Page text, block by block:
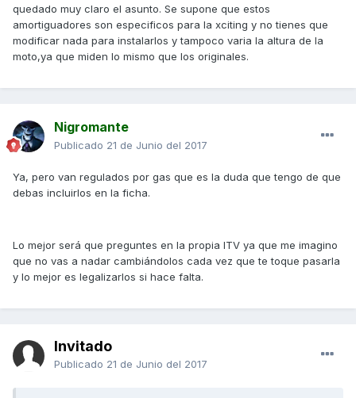
quedado muy claro el asunto. Se supone que estos
amortiguadores son especificos para la xciting y no tienes que
modificar nada para instalarlos y tampoco varia la altura de la
moto,ya que miden lo mismo que los originales.
Nigromante
Publicado 21 de Junio del 2017
Ya, pero van regulados por gas que es la duda que tengo de que
debas incluirlos en la ficha.
Lo mejor será que preguntes en la propia ITV ya que me imagino
que no vas a nadar cambiándolos cada vez que te toque pasarla
y lo mejor es legalizarlos si hace falta.
Invitado
Publicado 21 de Junio del 2017